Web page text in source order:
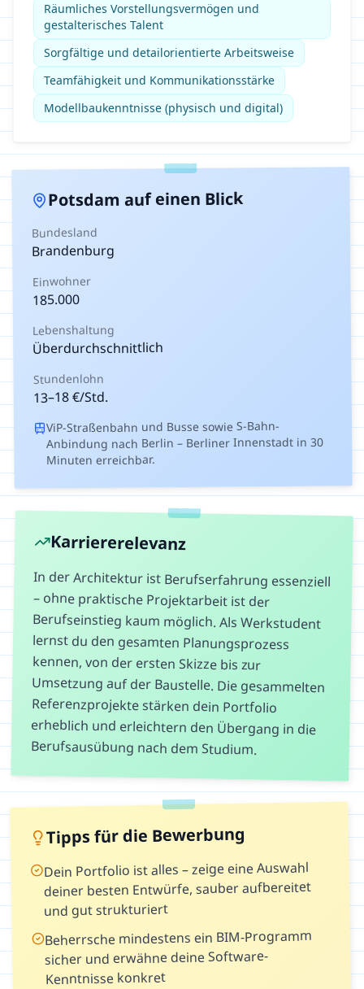
Räumliches Vorstellungsvermögen und
gestalterisches Talent
Sorgfältige und detailorientierte Arbeitsweise
Teamfähigkeit und Kommunikationsstärke
Modellbaukenntnisse (physisch und digital)
Potsdam auf einen Blick
Bundesland
Brandenburg
Einwohner
185.000
Lebenshaltung
Überdurchschnittlich
Stundenlohn
13–18€/Std.
ViP-Straßenbahn und Busse sowie S-Bahn-
Anbindung nach Berlin – Berliner Innenstadt in 30
Minuten erreichbar.
Karriererelevanz
In der Architektur ist Berufserfahrung essenziell
– ohne praktische Projektarbeit ist der
Berufseinstieg kaum möglich. Als Werkstudent
lernst du den gesamten Planungsprozess
kennen, von der ersten Skizze bis zur
Umsetzung auf der Baustelle. Die gesammelten
Referenzprojekte stärken dein Portfolio
erheblich und erleichtern den Übergang in die
Berufsausübung nach dem Studium.
Tipps für die Bewerbung
Dein Portfolio ist alles – zeige eine Auswahl
deiner besten Entwürfe, sauber aufbereitet
und gut strukturiert
Beherrsche mindestens ein BIM-Programm
sicher und erwähne deine Software-
Kenntnisse konkret